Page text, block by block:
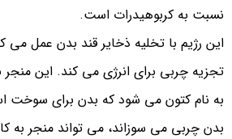
نسبت به کربوهیدرات است.
این رژیم با تخلیه ذخایر قند بدن عمل می
تجزیه چربی برای انرژی می کند. این منجر
به نام کتون می شود که بدن برای سوخت
بدن چربی می سوزاند، می تواند منجر به